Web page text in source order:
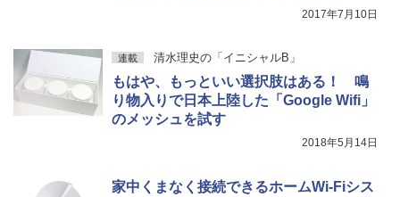
2017年7月10日
連載 清水理史の「イニシャルB」
もはや、もっといい選択肢はある！ 鳴
り物入りで日本上陸した「Google Wifi」
のメッシュを試す
2018年5月14日
家中くまなく接続できるホームWi-Fiシス